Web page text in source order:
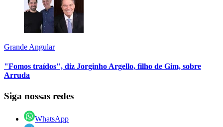
Grande Angular
"Fomos traídos", diz Jorginho Argello, filho de Gim, sobre
Arruda
Siga nossas redes
WhatsApp